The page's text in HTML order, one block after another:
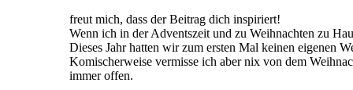
freut mich, dass der Beitrag dich inspiriert!
Wenn ich in der Adventszeit und zu Weihnachten zu
Dieses Jahr hatten wir zum ersten Mal keinen eigenen
Komischerweise vermisse ich aber nix von dem
immer offen.